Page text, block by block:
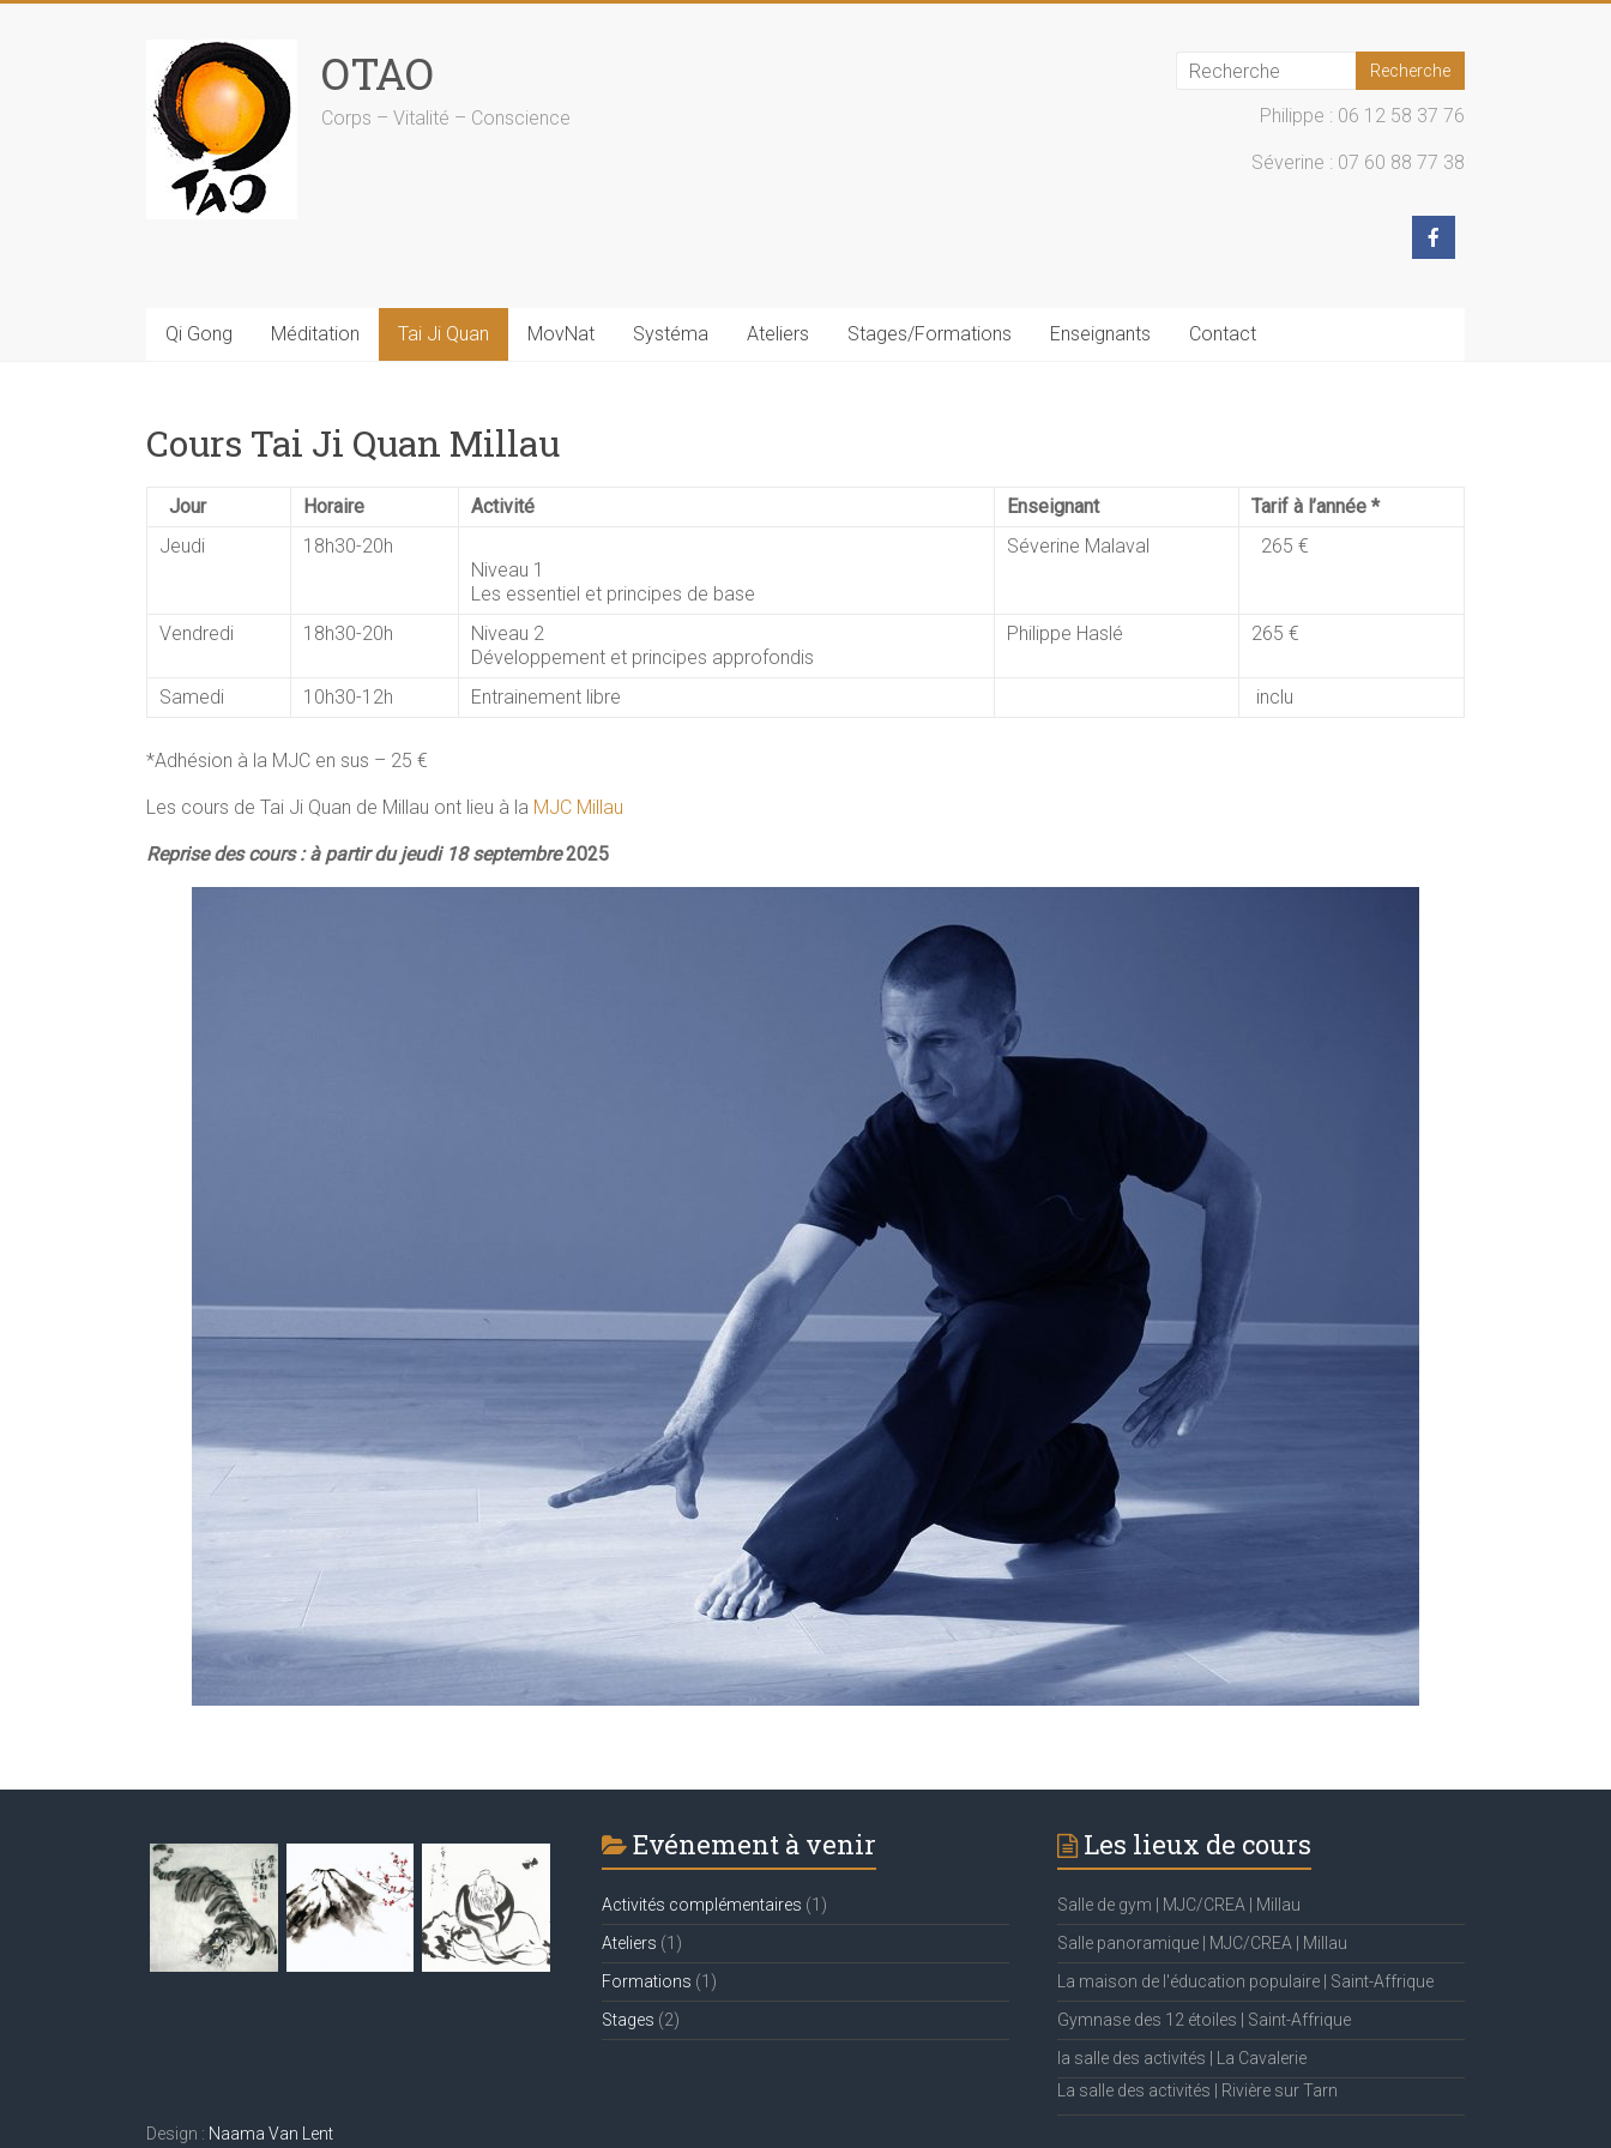
OTAO
Corps – Vitalité – Conscience Philippe : 06 12 58 37 76
Séverine : 07 60 88 77 38
Qi Gong Méditation Tai Ji Quan MovNat Systéma Ateliers Stages/Formations Enseignants Contact
Cours Tai Ji Quan Millau
Jour Horaire Activité Enseignant
Tarif à l’année *
Jeudi
18h30-20h
Niveau 1
Les essentiel et principes de base
Séverine Malaval 265 €
Vendredi 18h30-20h
Niveau 2
Développement et principes approfondis
Philippe Haslé 265 €
Samedi 10h30-12h Entrainement libre inclu
*Adhésion à la MJC en sus – 25 €
Les cours de Tai Ji Quan de Millau ont lieu à la MJC Millau
Reprise des cours : à partir du jeudi 18 septembre2025
Design : Naama Van Lent
Evénement à venir
Activités complémentaires (1)
Ateliers (1)
Formations (1)
Stages (2)
Les lieux de cours
Salle de gym | MJC/CREA | Millau
Salle panoramique | MJC/CREA | Millau
La maison de l'éducation populaire | Saint-Affrique
Gymnase des 12 étoiles | Saint-Affrique
la salle des activités | La Cavalerie
La salle des activités | Rivière sur Tarn